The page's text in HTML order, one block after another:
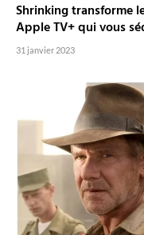
Shrinking transforme
Apple TV+ qui vous
31 janvier 2023